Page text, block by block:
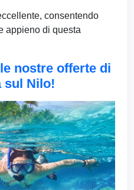
consentendo
appieno di questa
nostre offerte di
sul Nilo!